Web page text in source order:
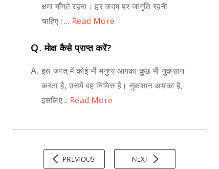
क्षमा माँगते रहना। हर कदम पर जागृति रहनी
चाहिए।... Read More
Q.मोक्ष कैसे प्राप्त करें?
A. इस जगत् में कोई भी मनुष्य आपका कुछ भी नुकसान
करता है, उसमें वह निमित्त है। नुकसान आपका है,
इसलिए... Read More
PREVIOUS NEXT